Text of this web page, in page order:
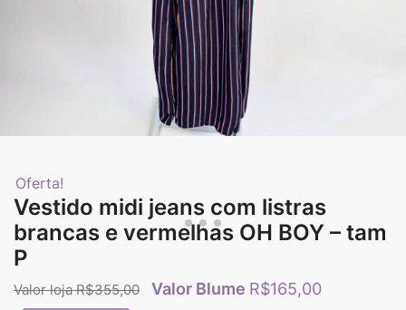
Oferta!
Vestido midi jeans com listras
brancas e vermelhas OH BOY – tam
P
R$355,00 R$165,00